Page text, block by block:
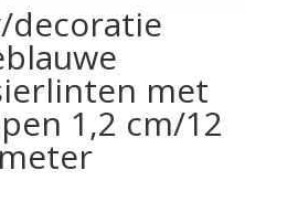
decoratie
met
1,2 cm/12